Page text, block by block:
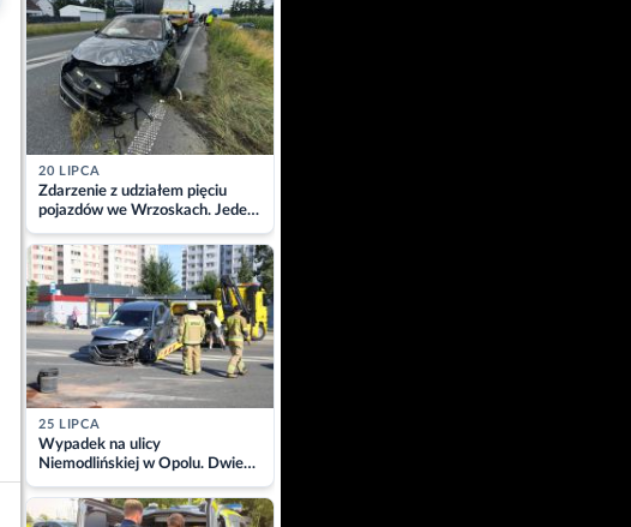
20 LIPCA
Zdarzenie z udziałem pięciu
pojazdów we Wrzoskach. Jeden
z kierowców zabrany w
kajdankach
25 LIPCA
Wypadek na ulicy
Niemodlińskiej w Opolu. Dwie
osoby w szpitalu